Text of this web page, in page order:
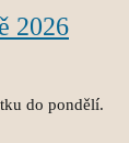
2026
do pondělí.